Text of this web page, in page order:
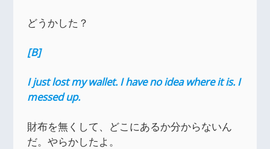
どうかした？
[B]
I just lost my wallet. I have no idea where it is. I
messed up.
財布を無くして、どこにあるか分からないん
だ。やらかしたよ。